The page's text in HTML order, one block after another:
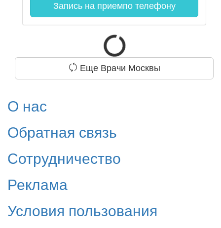
Запись на приемпо телефону
Еще Врачи Москвы
О нас
Обратная связь
Сотрудничество
Реклама
Условия пользования